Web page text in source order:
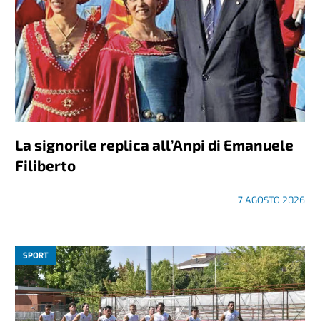
La signorile replica all’Anpi di Emanuele
Filiberto
7 AGOSTO 2026
SPORT